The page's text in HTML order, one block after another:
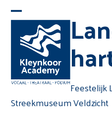
Skip
content
Open
mobile
menu
Close
mobile
menu
Feestelijk
Streekmuseum Veldzicht